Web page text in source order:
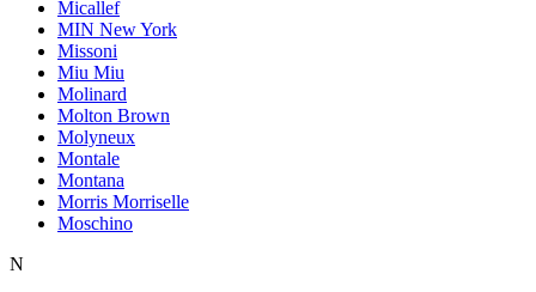
Micallef
MIN New York
Missoni
Miu Miu
Molinard
Molton Brown
Molyneux
Montale
Montana
Morris Morriselle
Moschino
N